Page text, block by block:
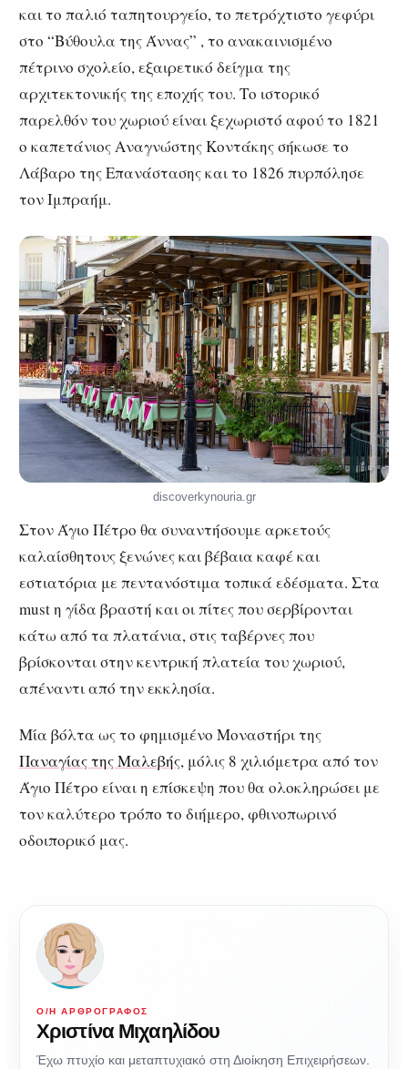
και το παλιό ταπητουργείο, το πετρόχτιστο γεφύρι
στο “Βύθουλα της Άννας” , το ανακαινισμένο
πέτρινο σχολείο, εξαιρετικό δείγμα της
αρχιτεκτονικής της εποχής του. Το ιστορικό
παρελθόν του χωριού είναι ξεχωριστό αφού το 1821
ο καπετάνιος Αναγνώστης Κοντάκης σήκωσε το
Λάβαρο της Επανάστασης και το 1826 πυρπόλησε
τον Ιμπραήμ.
discoverkynouria.gr
Στον Άγιο Πέτρο θα συναντήσουμε αρκετούς
καλαίσθητους ξενώνες και βέβαια καφέ και
εστιατόρια με πεντανόστιμα τοπικά εδέσματα. Στα
must η γίδα βραστή και οι πίτες που σερβίρονται
κάτω από τα πλατάνια, στις ταβέρνες που
βρίσκονται στην κεντρική πλατεία του χωριού,
απέναντι από την εκκλησία.
Μία βόλτα ως το φημισμένο Μοναστήρι της
Παναγίας της Μαλεβής, μόλις 8 χιλιόμετρα από τον
Άγιο Πέτρο είναι η επίσκεψη που θα ολοκληρώσει με
τον καλύτερο τρόπο το διήμερο, φθινοπωρινό
οδοιπορικό μας.
Ο/Η ΑΡΘΡΟΓΡΆΦΟΣ
Χριστίνα Μιχαηλίδου
Έχω πτυχίο και μεταπτυχιακό στη Διοίκηση Επιχειρήσεων.